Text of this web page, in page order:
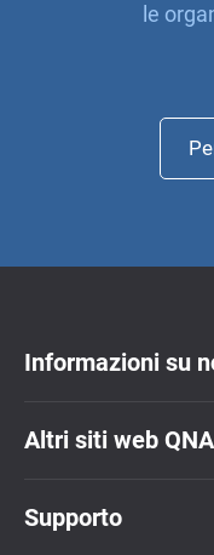
le
Informazioni su
Altri siti web
Supporto